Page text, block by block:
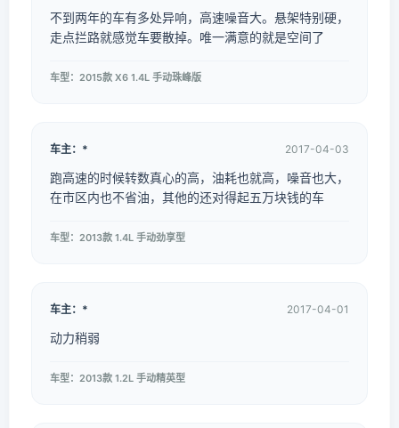
不到两年的车有多处异响，高速噪音大。悬架特别硬，
走点拦路就感觉车要散掉。唯一满意的就是空间了
车型：2015款 X6 1.4L 手动珠峰版
车主：* 2017-04-03
跑高速的时候转数真心的高，油耗也就高，噪音也大，
在市区内也不省油，其他的还对得起五万块钱的车
车型：2013款 1.4L 手动劲享型
车主：* 2017-04-01
动力稍弱
车型：2013款 1.2L 手动精英型